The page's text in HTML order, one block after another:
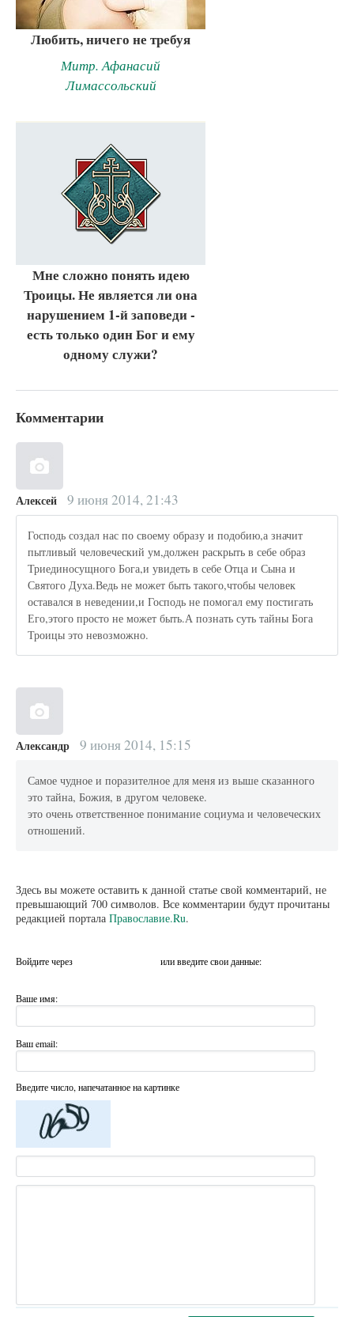
Любить, ничего не требуя
Митр. Афанасий
Лимассольский
Мне сложно понять идею
Троицы. Не является ли она
нарушением 1-й заповеди -
есть только один Бог и ему
одному служи?
Комментарии
Алексей 9 июня 2014, 21:43
Господь создал нас по своему образу и подобию,а значит
пытливый человеческий ум,должен раскрыть в себе образ
Триединосущного Бога,и увидеть в себе Отца и Сына и
Святого Духа.Ведь не может быть такого,чтобы человек
оставался в неведении,и Господь не помогал ему постигать
Его,этого просто не может быть.А познать суть тайны Бога
Троицы это невозможно.
Александр 9 июня 2014, 15:15
Самое чудное и поразителное для меня из выше сказанного
это тайна, Божия, в другом человеке.
это очень ответственное понимание социума и человеческих
отношений.
Здесь вы можете оставить к данной статье свой комментарий, не
превышающий 700 символов. Все комментарии будут прочитаны
редакцией портала Православие.Ru.
Войдите через или введите свои данные:
Ваше имя:
Ваш email:
Введите число, напечатанное на картинке